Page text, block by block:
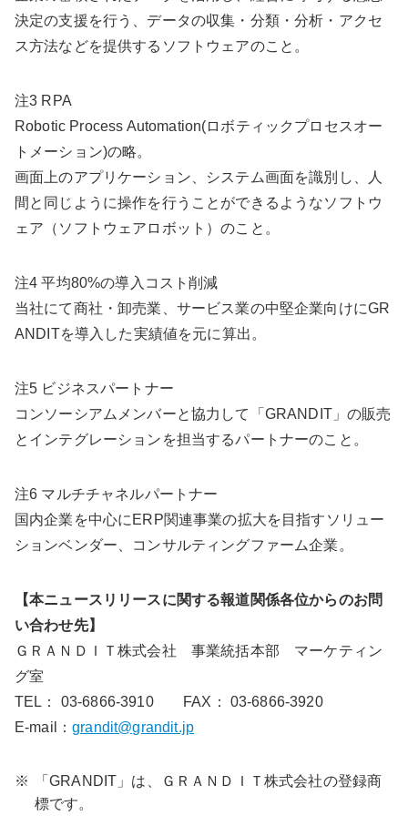
決定の支援を行う、データの収集・分類・分析・アクセ
ス方法などを提供するソフトウェアのこと。
注3 RPA
Robotic Process Automation(ロボティックプロセスオー
トメーション)の略。
画面上のアプリケーション、システム画面を識別し、人
間と同じように操作を行うことができるようなソフトウ
ェア（ソフトウェアロボット）のこと。
注4 平均80%の導入コスト削減
当社にて商社・卸売業、サービス業の中堅企業向けにGR
ANDITを導入した実績値を元に算出。
注5 ビジネスパートナー
コンソーシアムメンバーと協力して「GRANDIT」の販売
とインテグレーションを担当するパートナーのこと。
注6 マルチチャネルパートナー
国内企業を中心にERP関連事業の拡大を目指すソリュー
ションベンダー、コンサルティングファーム企業。
【本ニュースリリースに関する報道関係各位からのお問
い合わせ先】
ＧＲＡＮＤＩＴ株式会社 事業統括本部 マーケティン
グ室
TEL： 03-6866-3910 FAX： 03-6866-3920
E-mail：grandit@grandit.jp
※
「GRANDIT」は、ＧＲＡＮＤＩＴ株式会社の登録商
標です。